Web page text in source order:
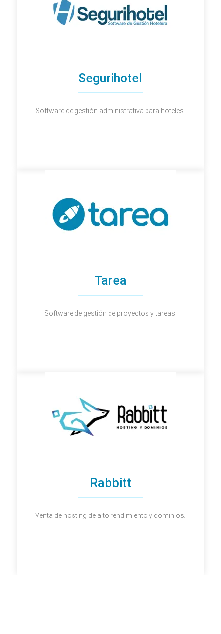
Segurihotel
Software de gestión administrativa para hoteles.
Tarea
Software de gestión de proyectos y tareas.
Rabbitt
Venta de hosting de alto rendimiento y dominios.